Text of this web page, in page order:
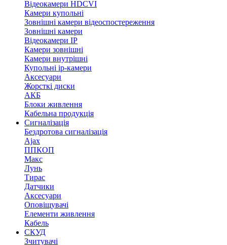
Відеокамери HDCVI
Камери купольні
Зовнішні камери відеоспостереження
Зовнішні камери
Відеокамери IP
Камери зовнішні
Камери внутрішні
Купольні ip-камери
Аксесуари
Жорсткі диски
АКБ
Блоки живлення
Кабельна продукція
Сигналізація
Бездротова сигналізація
Ajax
ППКОП
Макс
Лунь
Тирас
Датчики
Аксесуари
Оповіщувачі
Елементи живлення
Кабель
СКУД
Зчитувачі